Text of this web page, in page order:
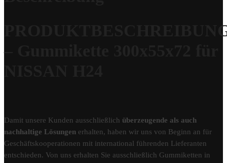
Damit unsere Kunden ausschließlich überzeugende als auch
nachhaltige Lösungen erhalten, haben wir uns von Beginn an für
Geschäftskooperationen mit international führenden Lieferanten
entschieden. Von uns erhalten Sie ausschließlich Gummiketten in